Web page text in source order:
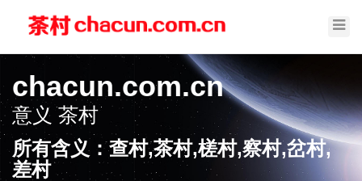
chacun.com.cn
意义 茶村
所有含义：查村,茶村,槎村,察村,岔村,
差村